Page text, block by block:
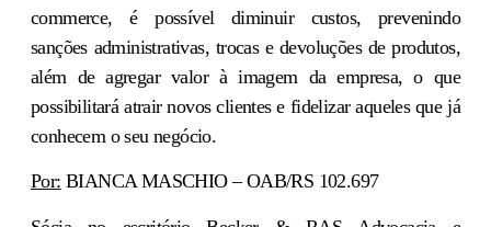
commerce, é possível diminuir custos, prevenindo
sanções administrativas, trocas e devoluções de produtos,
além de agregar valor à imagem da empresa, o que
possibilitará atrair novos clientes e fidelizar aqueles que já
conhecem o seu negócio.
Por: BIANCA MASCHIO – OAB/RS 102.697